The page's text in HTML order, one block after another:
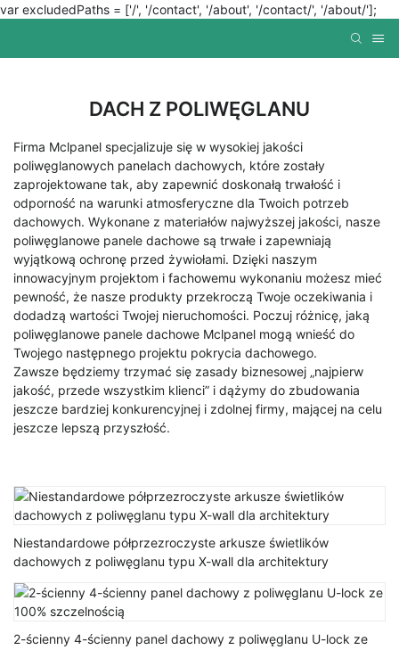
var excludedPaths = ['/', '/contact', '/about', '/contact/', '/about/'];
DACH Z POLIWĘGLANU
Firma Mclpanel specjalizuje się w wysokiej jakości
poliwęglanowych panelach dachowych, które zostały
zaprojektowane tak, aby zapewnić doskonałą trwałość i
odporność na warunki atmosferyczne dla Twoich potrzeb
dachowych. Wykonane z materiałów najwyższej jakości, nasze
poliwęglanowe panele dachowe są trwałe i zapewniają
wyjątkową ochronę przed żywiołami. Dzięki naszym
innowacyjnym projektom i fachowemu wykonaniu możesz mieć
pewność, że nasze produkty przekroczą Twoje oczekiwania i
dodadzą wartości Twojej nieruchomości. Poczuj różnicę, jaką
poliwęglanowe panele dachowe Mclpanel mogą wnieść do
Twojego następnego projektu pokrycia dachowego.
Zawsze będziemy trzymać się zasady biznesowej „najpierw
jakość, przede wszystkim klienci” i dążymy do zbudowania
jeszcze bardziej konkurencyjnej i zdolnej firmy, mającej na celu
jeszcze lepszą przyszłość.
Niestandardowe półprzezroczyste arkusze świetlików
dachowych z poliwęglanu typu X-wall dla architektury
2-ścienny 4-ścienny panel dachowy z poliwęglanu U-lock ze